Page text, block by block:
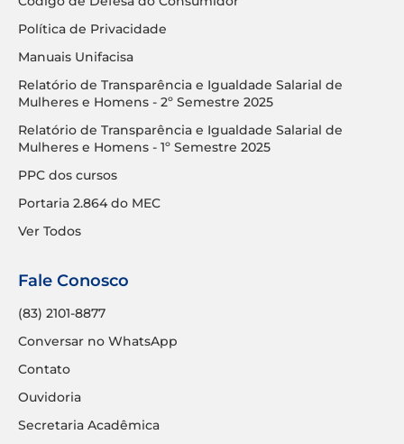
Política de Privacidade
Manuais Unifacisa
Relatório de Transparência e Igualdade Salarial de
Mulheres e Homens - 2º Semestre 2025
Relatório de Transparência e Igualdade Salarial de
Mulheres e Homens - 1º Semestre 2025
PPC dos cursos
Portaria 2.864 do MEC
Ver Todos
Fale Conosco
(83) 2101-8877
Conversar no WhatsApp
Contato
Ouvidoria
Secretaria Acadêmica